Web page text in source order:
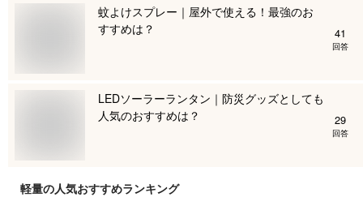
蚊よけスプレー｜屋外で使える！最強のお
すすめは？
41
回答
LEDソーラーランタン｜防災グッズとしても
人気のおすすめは？
29
回答
軽量の人気おすすめランキング